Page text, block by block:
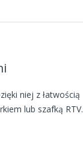
niej z łatwością
lub szafką RTV.